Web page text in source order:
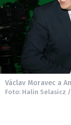
Václav Moravec a
Foto: Halin Selasicz /